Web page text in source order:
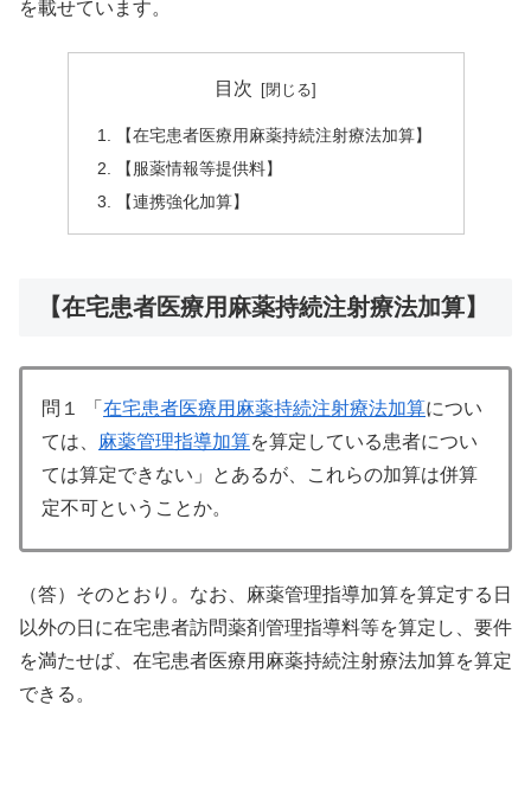
を載せています。
目次
【在宅患者医療用麻薬持続注射療法加算】
【服薬情報等提供料】
【連携強化加算】
【在宅患者医療用麻薬持続注射療法加算】
問１ 「 在宅患者医療用麻薬持続注射療法加算につい
ては、 麻薬管理指導加算を算定している患者につい
ては算定できない」とあるが、これらの加算は併算
定不可ということか。
（答）そのとおり。なお、麻薬管理指導加算を算定する日
以外の日に在宅患者訪問薬剤管理指導料等を算定し、要件
を満たせば、在宅患者医療用麻薬持続注射療法加算を算定
できる。